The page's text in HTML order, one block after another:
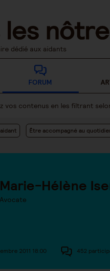
dédié aux aidants
FORUM
vos contenus en les filtrant
Être accompagné au
Marie-Hélène
Avocate
2011 18:00 452